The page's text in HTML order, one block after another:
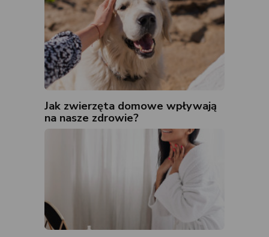
Jak zwierzęta domowe wpływają
na nasze zdrowie?